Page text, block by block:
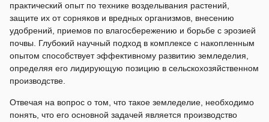
практический опыт по технике возделывания растений,
защите их от сорняков и вредных организмов, внесению
удобрений, приемов по влагосбережению и борьбе с эрозией
почвы. Глубокий научный подход в комплексе с накопленным
опытом способствует эффективному развитию земледелия,
определяя его лидирующую позицию в сельскохозяйственном
производстве.
Отвечая на вопрос о том, что такое земледелие, необходимо
понять, что его основной задачей является производство